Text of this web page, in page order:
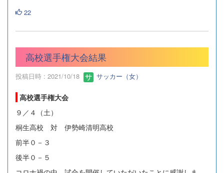
22
高校選手権大会結果
投稿日時 : 2021/10/18 サッカー（女）
高校選手権大会
９／４（土）
桐生高校 対 伊勢崎清明高校
前半０－３
後半０－５